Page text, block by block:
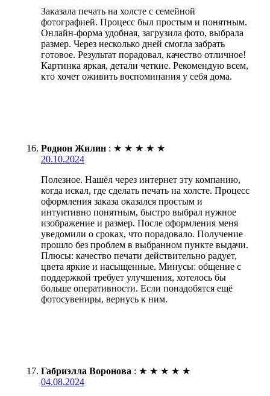
Заказала печать на холсте с семейной
фотографией. Процесс был простым и понятным.
Онлайн-форма удобная, загрузила фото, выбрала
размер. Через несколько дней смогла забрать
готовое. Результат порадовал, качество отличное!
Картинка яркая, детали четкие. Рекомендую всем,
кто хочет оживить воспоминания у себя дома.
Родион Жилин : ★ ★ ★ ★ ★
20.10.2024
Полезное. Нашёл через интернет эту компанию,
когда искал, где сделать печать на холсте. Процесс
оформления заказа оказался простым и
интуитивно понятным, быстро выбрал нужное
изображение и размер. После оформления меня
уведомили о сроках, что порадовало. Получение
прошло без проблем в выбранном пункте выдачи.
Плюсы: качество печати действительно радует,
цвета яркие и насыщенные. Минусы: общение с
поддержкой требует улучшения, хотелось бы
больше оперативности. Если понадобятся ещё
фотосувениры, вернусь к ним.
Габриэлла Воронова : ★ ★ ★ ★ ★
04.08.2024